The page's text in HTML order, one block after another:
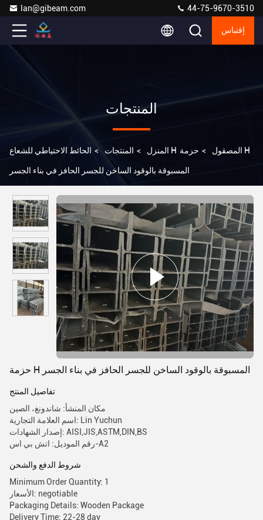
lan@gibeam.com 44-75-9670-3510
إقتباس
المنتجات
المنزل > المنتجات > الحائط الاحتياطي للشعاع H المصقول > حزمة H
المسبوقة بالوقود الساخن للجسر الحافز في بناء الجسر
حزمة H المسبوقة بالوقود الساخن للجسر الحافز في بناء الجسر
تفاصيل المنتج
مكان المنشأ: شاندونغ، الصين
اسم العلامة التجارية: Lin Yuchun
إصدار الشهادات: AISI,JIS,ASTM,DIN,BS
رقم الموديل: اتش بي اس-A2
شروط الدفع والشحن
Minimum Order Quantity: 1
الأسعار: negotiable
Packaging Details: Wooden Package
Delivery Time: 22-28 day